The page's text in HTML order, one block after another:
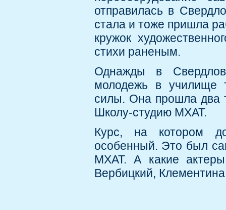
отправилась в
стала и тоже пришла
кружок
стихи раненым.
Однажды в
молодежь в училище
силы. Она прошла два
Школу-студию МХАТ.
Курс, на котором
особенный. Это был
МХАТ. А какие
Вербицкий,